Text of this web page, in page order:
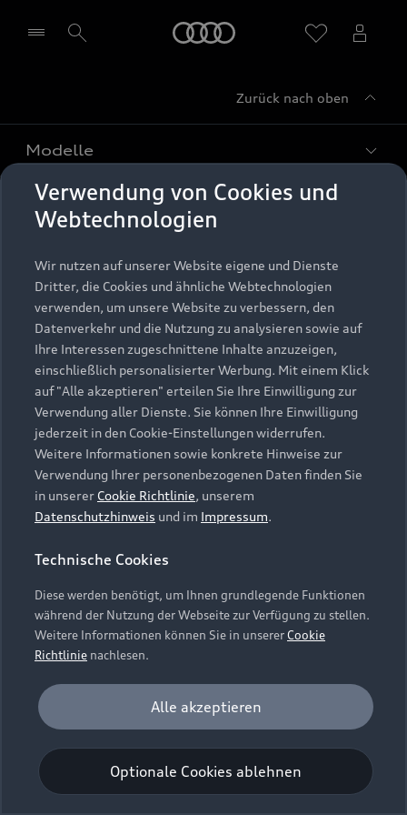
Zurück nach oben
Modelle
Alle Modelle
Elektromodelle
Plug-in-Hybride
Kaufen & leasen
Neuwagensuche
Gebrauchtwagensuche
Gebrauchtwagen
Finanzierung
Aktionen & Angebote
Geschäftskunden
Saisonale Angebote
Audi Services
Garantie
Audi digital services
myAudi
Support
Kundenservice
Händlersuche
Audi Code
Häufige Fragen (FAQ)
Audi Online Beratung
Bordbuch & Bedienungsanleitungen
Verträge kündigen
Vertrag widerrufen
Über Audi
Unternehmen
Karriere
Investor Relations
Presse & Media Center
Datenschutz
Audi erleben
Newsletter
© 2026 AUDI AG. Alle Rechte vorbehalten
Datenschutzinformation
Cookie-Richtlinie
Barrierefreiheit
Digital Services Act
EU Data Act
Embleme am Fahrzeug bei allen Abbildungen auf dieser
Webseite kann abweichen.
Verwendung von Cookies und
Webtechnologien
Wir nutzen auf unserer Website eigene und Dienste
Dritter, die Cookies und ähnliche Webtechnologien
verwenden, um unsere Website zu verbessern, den
Datenverkehr und die Nutzung zu analysieren sowie auf
Ihre Interessen zugeschnittene Inhalte anzuzeigen,
einschließlich personalisierter Werbung. Mit einem Klick
auf "Alle akzeptieren" erteilen Sie Ihre Einwilligung zur
Verwendung aller Dienste. Sie können Ihre Einwilligung
jederzeit in den Cookie-Einstellungen widerrufen.
Weitere Informationen sowie konkrete Hinweise zur
Verwendung Ihrer personenbezogenen Daten finden Sie
in unserer Cookie Richtlinie, unserem
Datenschutzhinweis und im Impressum.
Technische Cookies
Diese werden benötigt, um Ihnen grundlegende Funktionen
während der Nutzung der Webseite zur Verfügung zu stellen.
Weitere Informationen können Sie in unsererCookie
Richtlinie nachlesen.
Analyse und Statistik
Performance Cookies sammeln Informationen
darüber, wie unsere Webseite genutzt wird (z. B.
Anzahl der Besuche, Verweildauer). Diese Cookies
werden zur Optimierung der Webseite verwendet.
Optionale Cookies ablehnen
Alle akzeptieren